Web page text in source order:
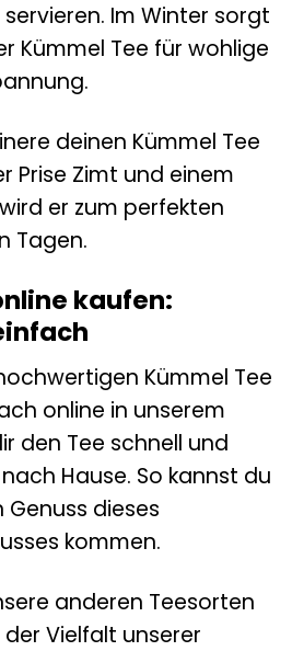
Im Winter sorgt
Kümmel Tee für wohlige
deinen Kümmel Tee
Prise Zimt und einem
er zum perfekten
Tagen.
kaufen:
Kümmel Tee
online in unserem
den Tee schnell und
Hause. So kannst du
dieses
kommen.
anderen Teesorten
Vielfalt unserer